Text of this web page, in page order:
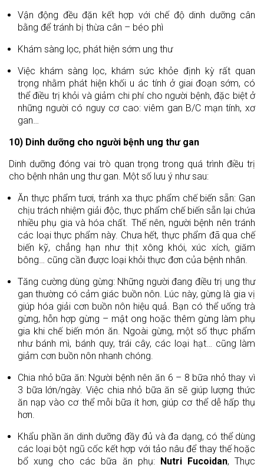
Vận động đều đặn kết hợp với chế độ dinh dưỡng cân
bằng để tránh bị thừa cân – béo phì
Khám sàng lọc, phát hiện sớm ung thư
Việc khám sàng lọc, khám sức khỏe định kỳ rất quan
trọng nhằm phát hiện khối u ác tính ở giai đoạn sớm, có
thể điều trị khỏi và giảm chi phí cho người bệnh, đặc biệt ở
những người có nguy cơ cao: viêm gan B/C mạn tính, xơ
gan…
10) Dinh dưỡng cho người bệnh ung thư gan
Dinh dưỡng đóng vai trò quan trọng trong quá trình điều trị
cho bệnh nhân ung thư gan. Một số lưu ý như sau:
Ăn thực phẩm tươi, tránh xa thực phẩm chế biến sẵn: Gan
chịu trách nhiệm giải độc, thực phẩm chế biến sẵn lại chứa
nhiều phụ gia và hóa chất. Thế nên, người bệnh nên tránh
các loại thực phẩm này. Chưa hết, thực phẩm đã qua chế
biến kỹ, chẳng hạn như thịt xông khói, xúc xích, giăm
bông… cũng cần được loại khỏi thực đơn của bệnh nhân.
Tăng cường dùng gừng: Những người đang điều trị ung thư
gan thường có cảm giác buồn nôn. Lúc này, gừng là gia vị
giúp hóa giải cơn buồn nôn hiệu quả. Bạn có thể uống trà
gừng, hỗn hợp gừng – mật ong hoặc thêm gừng làm phụ
gia khi chế biến món ăn. Ngoài gừng, một số thực phẩm
như bánh mì, bánh quy, trái cây, các loại hạt… cũng làm
giảm cơn buồn nôn nhanh chóng.
Chia nhỏ bữa ăn: Người bệnh nên ăn 6 – 8 bữa nhỏ thay vì
3 bữa lớn/ngày. Việc chia nhỏ bữa ăn sẽ giúp lượng thức
ăn nạp vào cơ thể mỗi bữa ít hơn, giúp cơ thể dễ hấp thụ
hơn.
Khẩu phần ăn dinh dưỡng đầy đủ và đa dạng, có thể dùng
các loại bột ngũ cốc kết hợp với tảo nâu để thay thế hoặc
bổ xung cho các bữa ăn phụ: Nutri Fucoidan, Thực